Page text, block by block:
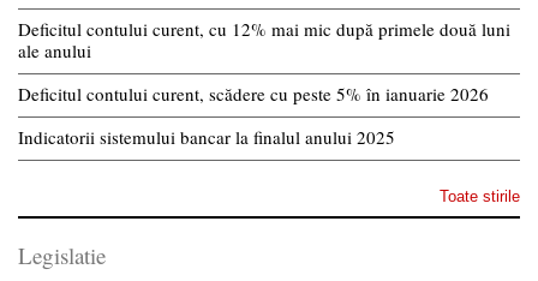
Deficitul contului curent, cu 12% mai mic după primele două luni
ale anului
Deficitul contului curent, scădere cu peste 5% în ianuarie 2026
Indicatorii sistemului bancar la finalul anului 2025
Toate stirile
Legislatie